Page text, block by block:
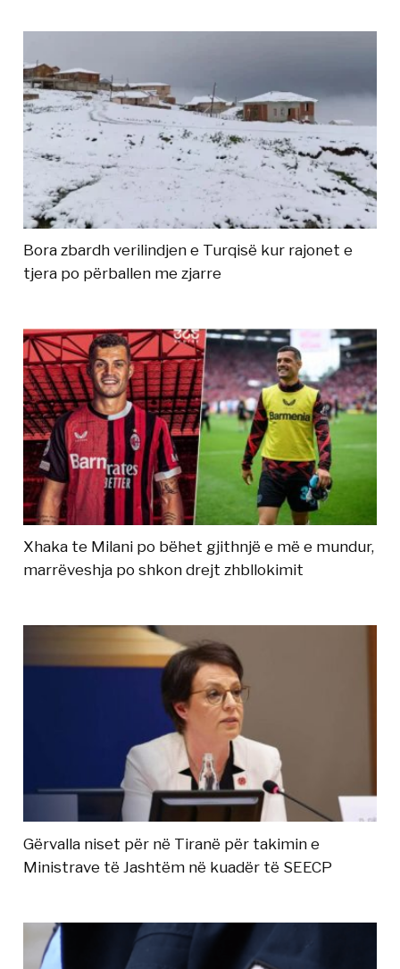
Bora zbardh verilindjen e Turqisë kur rajonet e
tjera po përballen me zjarre
Xhaka te Milani po bëhet gjithnjë e më e mundur,
marrëveshja po shkon drejt zhbllokimit
Gërvalla niset për në Tiranë për takimin e
Ministrave të Jashtëm në kuadër të SEECP